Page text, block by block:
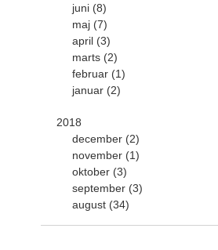
juni (8)
maj (7)
april (3)
marts (2)
februar (1)
januar (2)
2018
december (2)
november (1)
oktober (3)
september (3)
august (34)